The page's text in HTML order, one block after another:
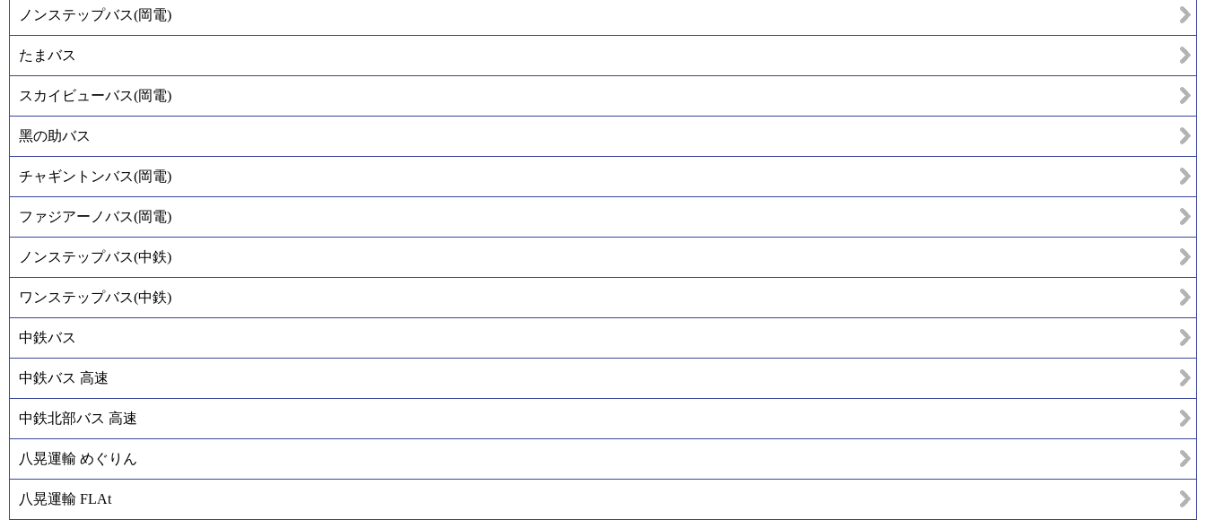
ノンステップバス(岡電)
たまバス
スカイビューバス(岡電)
黑の助バス
チャギントンバス(岡電)
ファジアーノバス(岡電)
ノンステップバス(中鉄)
ワンステップバス(中鉄)
中鉄バス
中鉄バス 高速
中鉄北部バス 高速
八晃運輸 めぐりん
八晃運輸 FLAt